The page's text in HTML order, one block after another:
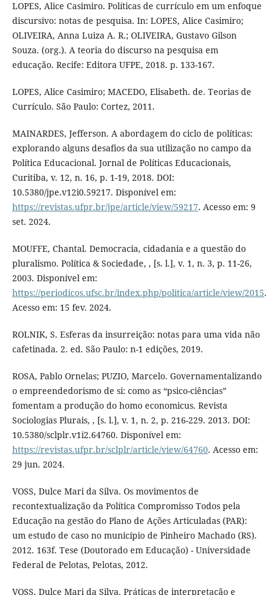
LOPES, Alice Casimiro. Políticas de currículo em um enfoque
discursivo: notas de pesquisa. In: LOPES, Alice Casimiro;
OLIVEIRA, Anna Luiza A. R.; OLIVEIRA, Gustavo Gilson
Souza. (org.). A teoria do discurso na pesquisa em
educação. Recife: Editora UFPE, 2018. p. 133-167.
LOPES, Alice Casimiro; MACEDO, Elisabeth. de. Teorias de
Currículo. São Paulo: Cortez, 2011.
MAINARDES, Jefferson. A abordagem do ciclo de políticas:
explorando alguns desafios da sua utilização no campo da
Política Educacional. Jornal de Políticas Educacionais,
Curitiba, v. 12, n. 16, p. 1-19, 2018. DOI:
10.5380/jpe.v12i0.59217. Disponível em:
https://revistas.ufpr.br/jpe/article/view/59217. Acesso em: 9
set. 2024.
MOUFFE, Chantal. Democracia, cidadania e a questão do
pluralismo. Política & Sociedade, , [s. l.], v. 1, n. 3, p. 11-26,
2003. Disponível em:
https://periodicos.ufsc.br/index.php/politica/article/view/2015.
Acesso em: 15 fev. 2024.
ROLNIK, S. Esferas da insurreição: notas para uma vida não
cafetinada. 2. ed. São Paulo: n-1 edições, 2019.
ROSA, Pablo Ornelas; PUZIO, Marcelo. Governamentalizando
o empreendedorismo de si: como as “psico-ciências”
fomentam a produção do homo economicus. Revista
Sociologias Plurais, , [s. l.], v. 1, n. 2, p. 216-229. 2013. DOI:
10.5380/sclplr.v1i2.64760. Disponível em:
https://revistas.ufpr.br/sclplr/article/view/64760. Acesso em:
29 jun. 2024.
VOSS, Dulce Mari da Silva. Os movimentos de
recontextualização da Política Compromisso Todos pela
Educação na gestão do Plano de Ações Articuladas (PAR):
um estudo de caso no município de Pinheiro Machado (RS).
2012. 163f. Tese (Doutorado em Educação) - Universidade
Federal de Pelotas, Pelotas, 2012.
VOSS, Dulce Mari da Silva. Práticas de interpretação e